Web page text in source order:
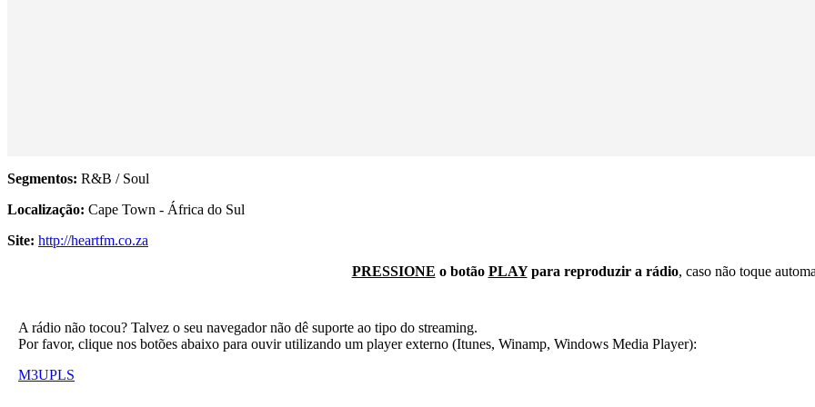
Segmentos: R&B / Soul
Localização: Cape Town - África do Sul
Site: http://heartfm.co.za
PRESSIONE o botão PLAYpara reproduzir a rádio, caso não toque
A rádio não tocou? Talvez o seu navegador não dê suporte ao tipo do streaming.
Por favor, clique nos botões abaixo para ouvir utilizando um player externo (Itunes, Winamp, Windows Media Player):
M3UPLS